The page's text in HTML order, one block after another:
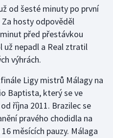
od šesté minuty po první
hosty odpověděl
před přestávkou
už nepadl a Real ztratil
výhrách.
Ligy mistrů Málagy na
Baptista, který se ve
října 2011. Brazilec se
pravého chodidla na
měsících pauzy. Málaga